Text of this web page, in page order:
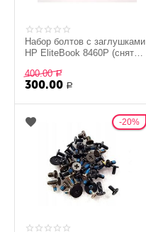
Набор болтов с заглушками
HP EliteBook 8460P (снятый
400.00 Р
300.00 Р
20%